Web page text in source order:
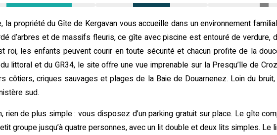
la propriété du Gîte de Kergavan vous accueille dans un environnement
d’arbres et de massifs fleuris, ce gîte avec piscine est entouré de
roi, les enfants peuvent courir en toute sécurité et chacun profite de la
littoral et du GR34, le site offre une vue imprenable sur la Presqu’île de
côtiers, criques sauvages et plages de la Baie de Douarnenez. Loin du
sud.
rien de plus simple : vous disposez d’un parking gratuit sur place. Le gîte
groupe jusqu’à quatre personnes, avec un lit double et deux lits simples.